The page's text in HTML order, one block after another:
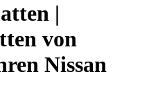
|
von
Nissan